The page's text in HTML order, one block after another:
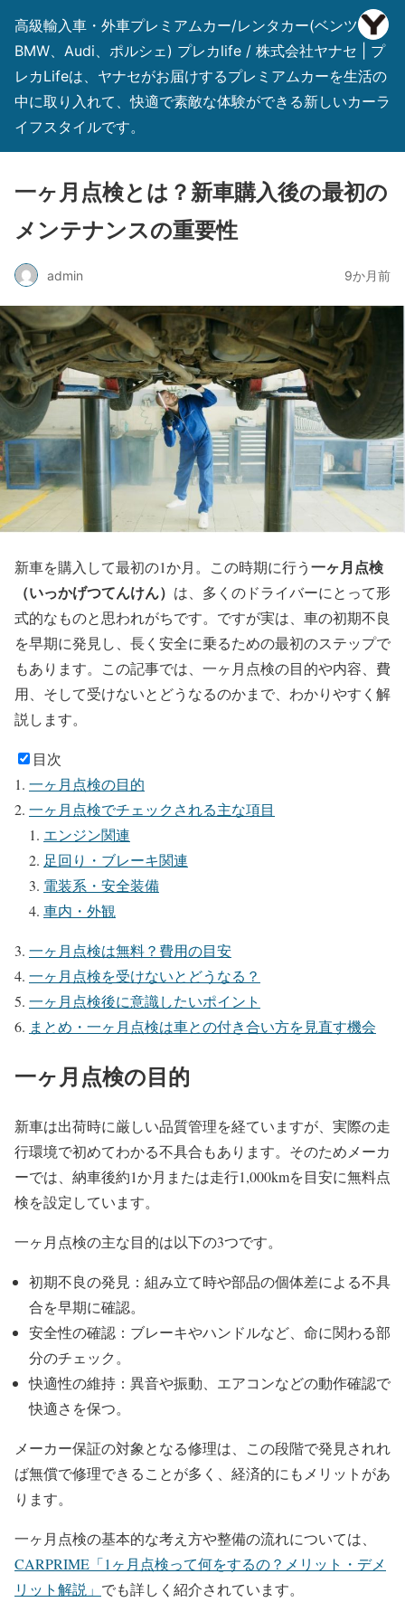
高級輸入車・外車プレミアムカー/レンタカー(ベンツ、
BMW、Audi、ポルシェ) プレカlife / 株式会社ヤナセ | プ
レカLifeは、ヤナセがお届けするプレミアムカーを生活の
中に取り入れて、快適で素敵な体験ができる新しいカーラ
イフスタイルです。
一ヶ月点検とは？新車購入後の最初の
メンテナンスの重要性
admin 9か月前
新車を購入して最初の1か月。この時期に行う一ヶ月点検
（いっかげつてんけん） は、多くのドライバーにとって形
式的なものと思われがちです。ですが実は、車の初期不良
を早期に発見し、長く安全に乗るための最初のステップで
もあります。この記事では、一ヶ月点検の目的や内容、費
用、そして受けないとどうなるのかまで、わかりやすく解
説します。
目次
一ヶ月点検の目的
一ヶ月点検でチェックされる主な項目
エンジン関連
足回り・ブレーキ関連
電装系・安全装備
車内・外観
一ヶ月点検は無料？費用の目安
一ヶ月点検を受けないとどうなる？
一ヶ月点検後に意識したいポイント
まとめ・一ヶ月点検は車との付き合い方を見直す機会
一ヶ月点検の目的
新車は出荷時に厳しい品質管理を経ていますが、実際の走
行環境で初めてわかる不具合もあります。そのためメーカ
ーでは、納車後約1か月または走行1,000kmを目安に無料点
検を設定しています。
一ヶ月点検の主な目的は以下の3つです。
初期不良の発見：組み立て時や部品の個体差による不具
合を早期に確認。
安全性の確認：ブレーキやハンドルなど、命に関わる部
分のチェック。
快適性の維持：異音や振動、エアコンなどの動作確認で
快適さを保つ。
メーカー保証の対象となる修理は、この段階で発見されれ
ば無償で修理できることが多く、経済的にもメリットがあ
ります。
一ヶ月点検の基本的な考え方や整備の流れについては、
CARPRIME「1ヶ月点検って何をするの？メリット・デメ
リット解説」 でも詳しく紹介されています。